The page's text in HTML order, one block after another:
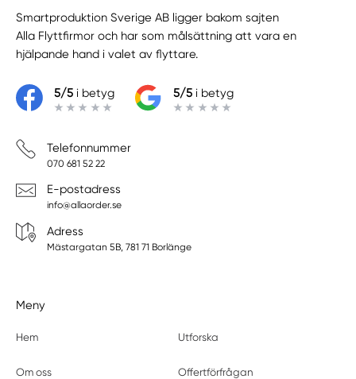
Smartproduktion Sverige AB ligger bakom sajten
Alla Flyttfirmor och har som målsättning att vara en
hjälpande hand i valet av flyttare.
5/5i betyg 5/5i betyg
Telefonnummer
070 681 52 22
E-postadress
info@allaorder.se
Adress
Mästargatan 5B, 781 71 Borlänge
Meny
Hem Utforska
Om oss Offertförfrågan